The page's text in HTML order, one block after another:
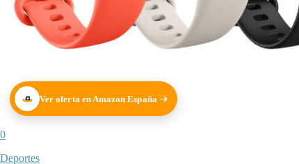
Ver oferta en Amazon España
0
Deportes